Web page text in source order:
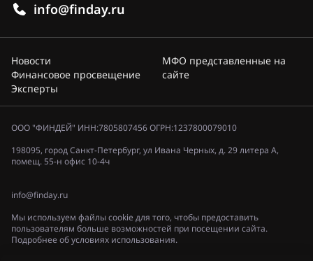
info@finday.ru
Новости
Финансовое просвещение
Эксперты
МФО представленные на
сайте
ООО "ФИНДЕЙ" ИНН:7805807456 ОГРН:1237800079010
198095, город Санкт-Петербург, ул Ивана Черных, д. 29 литера А,
помещ. 55-н офис 10-4ч
info@finday.ru
Мы используем файлы cookie для того, чтобы предоставить
пользователям больше возможностей при посещении сайта.
Подробнее об условиях использования.